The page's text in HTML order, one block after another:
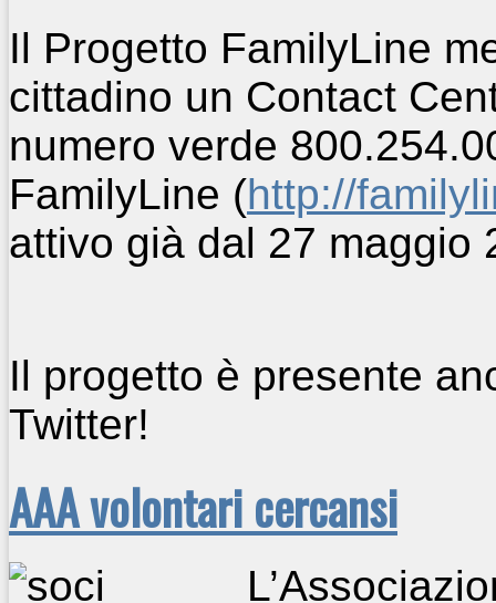
Il Progetto FamilyLine
cittadino un Contact
numero verde
FamilyLine (http://
attivo già dal 27 maggio
Il progetto è presente
Twitter!
AAA volontari cercansi